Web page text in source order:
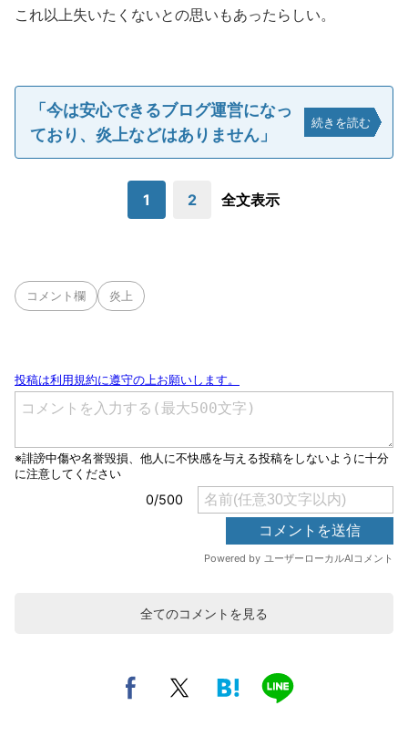
これ以上失いたくないとの思いもあったらしい。
「今は安心できるブログ運営になっ
ており、炎上などはありません」
続きを読む
1 2 全文表示
コメント欄 炎上
全てのコメントを見る